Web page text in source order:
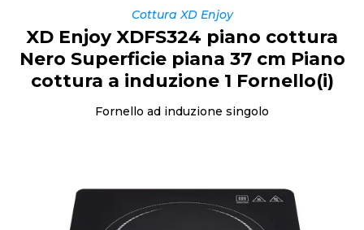
Cottura XD Enjoy
XD Enjoy XDFS324 piano cottura
Nero Superficie piana 37 cm Piano
cottura a induzione 1 Fornello(i)
Fornello ad induzione singolo